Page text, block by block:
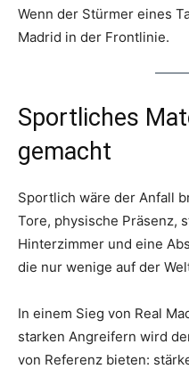
Wenn der Stürmer eines
Madrid in der Frontlinie.
Sportliches
gemacht
Sportlich wäre der Anfall
Tore, physische Präsenz,
Hinterzimmer und eine
die nur wenige auf der
In einem Sieg von Real
starken Angreifern wird
von Referenz bieten: